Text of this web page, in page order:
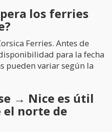
los ferries
Ferries. Antes de
para la fecha
pueden variar según la
→ Nice es útil
el norte de